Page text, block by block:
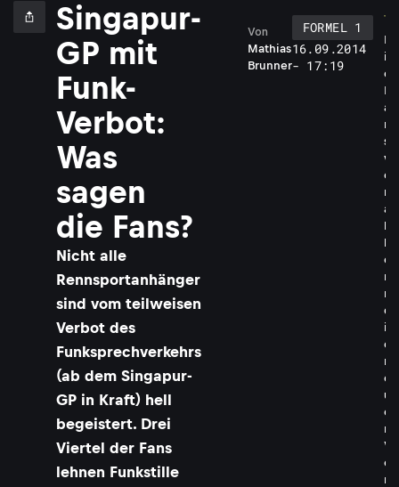
Singapur-
GP mit
Funk-
Verbot:
Was
sagen
die Fans?
Nicht alle
Rennsportanhänger
sind vom teilweisen
Verbot des
Funksprechverkehrs
(ab dem Singapur-
GP in Kraft) hell
begeistert. Drei
Viertel der Fans
lehnen Funkstille
Mathias
Brunner
Von
FORMEL 1
16.09.2014
- 17:19
D
i
e
F
a
n
s
v
e
r
a
l
b
e
r
n
d
i
e
n
e
u
e
n
V
o
r